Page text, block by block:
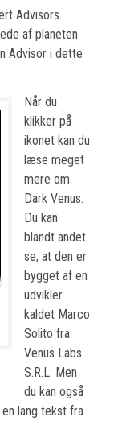
Advisors
af planeten
Advisor i dette
Når du
klikker på
ikonet kan du
læse meget
mere om
Dark Venus.
Du kan
blandt andet
se, at den er
bygget af en
udvikler
kaldet Marco
Solito fra
Venus Labs
S.R.L. Men
du kan også
lang tekst fra